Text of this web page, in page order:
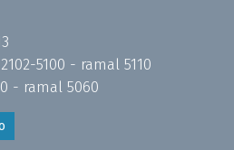
5100 - ramal 5110
- ramal 5060